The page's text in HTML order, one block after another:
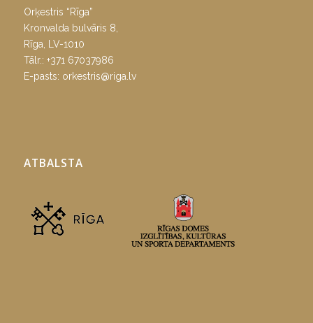
Orķestris “Rīga”
Kronvalda bulvāris 8,
Rīga, LV-1010
Tālr.: +371 67037986
E-pasts: orkestris@riga.lv
ATBALSTA